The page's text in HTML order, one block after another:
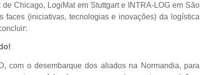
Chicago, LogiMat em Stuttgart e INTRA-LOG em São
faces (iniciativas, tecnologias e inovações) da logística
com o desembarque dos aliados na Normandia, para